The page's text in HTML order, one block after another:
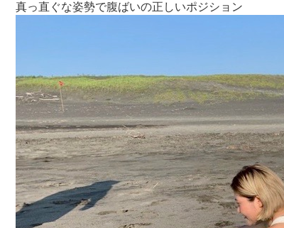
真っ直ぐな姿勢で腹ばいの正しいポジション